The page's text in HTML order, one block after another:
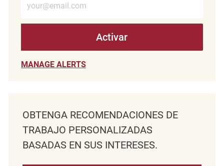
Activar
MANAGE ALERTS
OBTENGA RECOMENDACIONES DE
TRABAJO PERSONALIZADAS
BASADAS EN SUS INTERESES.